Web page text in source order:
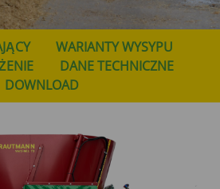
WARIANTY WYSYPU
DANE TECHNICZNE
DOWNLOAD